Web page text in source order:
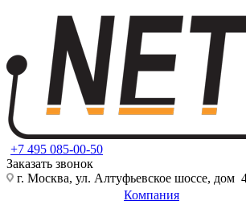
+7 495 085-00-50
Заказать звонок
г. Москва, ул. Алтуфьевское шоссе, дом
Компания